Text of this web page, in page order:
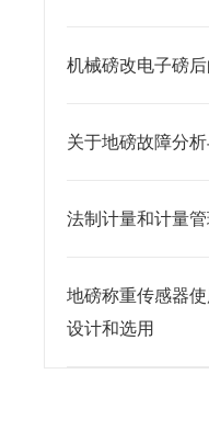
机械磅改电子磅后
关于地磅故障分
法制计量和计量管
地磅称重传感器
设计和选用